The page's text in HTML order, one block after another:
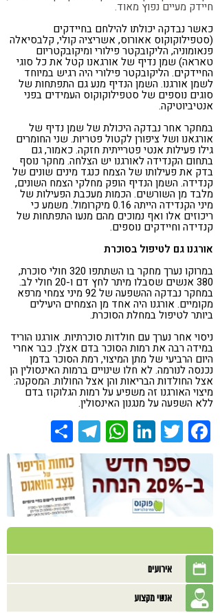
חיידק מעיים נפוץ מאוד.
כאשר נבדקה יכולתו להילחם בחיידקים
(סטפילוקוקוס אאורוס, אשריציה קולי, קלבסיאלה
פנאומוניה, הליקובקטר פילורי ומיקובקטריום
טאראה) שמן נדיף של אורגאנו קטל את כל סוגי
החיידקים. הליקובקטר פילורי היה רגיש במיוחד
לשמן אורגנו. השמן הנדיף מנע גם התפתחות של
סוגים נוספים של סטפילוקוקוס העמידים בפני
אנטיביוטיקה.
במחקר אחר נבדקה היכולת של שמן נדיף של
אורגאנו ושל ציפורן לקטול פטריות. שני החומרים
גילו פעילות אנטי פטרייתית חזקה. כאמור, גם
בתחום הקנדידה לאורגנו יש הצלחה. מחקר נוסף
בדק את פעילותו של הצמח כנגד מינים שונים של
קנדידה. השמן הנדיף הופק מחלקי הצמח השונים,
מלבד מן השורשים. הכמות מעכבת הפעילות של
מיני הקנדידה הייתה 0.16 מיקרומול. משמע כי
ריכוזים אלו ואף נמוכים מהם מנעו התפתחות של
קנדידה וחיידקים נוספים.
אורגנו גם לטיפול בסוכרת
במרוקו נערך מחקר בו השתתפו 320 חולי סוכרת,
380 אנשים שסבלו מיתר לחץ דם ו-20 חולי לב.
במחקר נבדקה ההשפעה של 92 מיני צמחי מרפא
מקומיים. אורגנו היה אחד מן הצמחים היעילים
ביותר לטיפול במחלת הסוכרת.
ניסוי אחר נערך עם חולדות סוכרתיות. אורגנו הוריד
במידה רבה את רמות הסוכר בדם אצלן. כבר אחרי
היום הרביעי של מתן המיצוי, רמת הסוכר בדמן
נכנסה לנורמה. לא חלו שינויים ברמות האינסולין הן
אצל החולדות הבריאות והן אצל החולות. המסקנה:
מיצוי האורגנו זה משפיע על רמות הגלוקוז בדם
ללא השפעה על מנגנון האינסולין.
Facebook
Twitter
LinkedIn
WhatsApp
Telegram
אירועים
אנשי מקצוע